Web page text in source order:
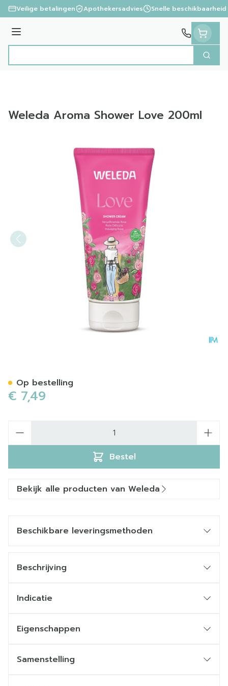
Ga naar de inhoud
Veilige betalingen Apothekersadvies Snelle beschikbaarheid
Menu
Zoek
Weleda Aroma Shower Love 200ml
€ 7,49
Bestel
Op bestelling
Bekijk alle producten van Weleda
Beschikbare leveringsmethoden
Beschrijving
Indicatie
Eigenschappen
Samenstelling